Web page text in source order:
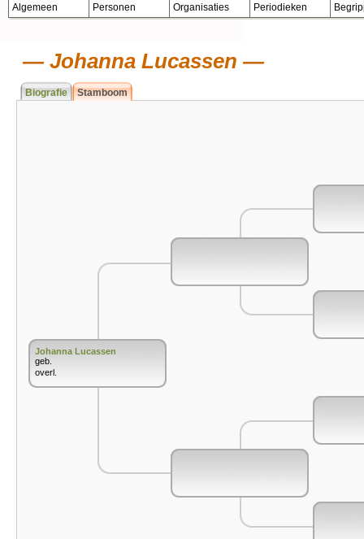
Algemeen Personen Organisaties Periodieken
Johanna Lucassen
Biografie Stamboom
Johanna Lucassen
geb.
overl.